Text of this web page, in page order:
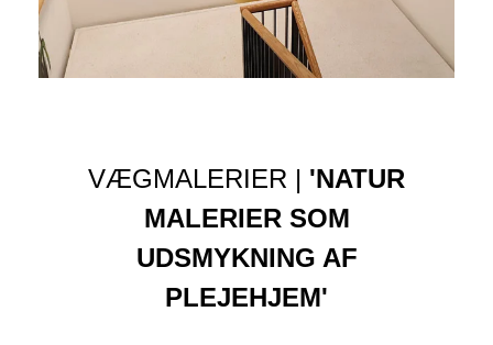
VÆGMALERIER | 'NATUR
MALERIER SOM
UDSMYKNING AF
PLEJEHJEM'